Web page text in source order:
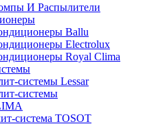
И Распылители
Ballu
Electrolux
Royal Clima
системы Lessar
системы
система TOSOT